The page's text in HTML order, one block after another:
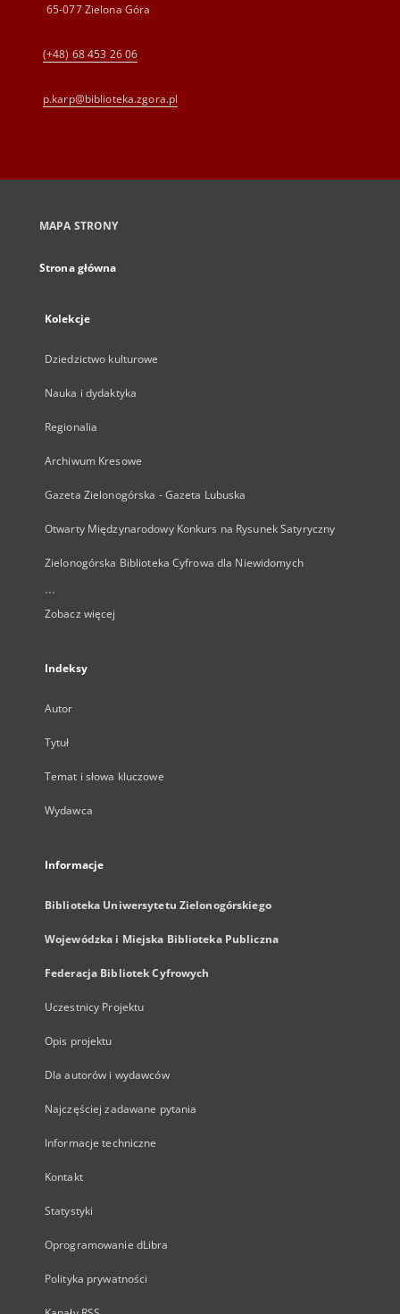
65-077 Zielona Góra
(+48) 68 453 26 06
p.karp@biblioteka.zgora.pl
MAPA STRONY
Strona główna
Kolekcje
Dziedzictwo kulturowe
Nauka i dydaktyka
Regionalia
Archiwum Kresowe
Gazeta Zielonogórska - Gazeta Lubuska
Otwarty Międzynarodowy Konkurs na Rysunek Satyryczny
Zielonogórska Biblioteka Cyfrowa dla Niewidomych
...
Zobacz więcej
Indeksy
Autor
Tytuł
Temat i słowa kluczowe
Wydawca
Informacje
Biblioteka Uniwersytetu Zielonogórskiego
Wojewódzka i Miejska Biblioteka Publiczna
Federacja Bibliotek Cyfrowych
Uczestnicy Projektu
Opis projektu
Dla autorów i wydawców
Najczęściej zadawane pytania
Informacje techniczne
Kontakt
Statystyki
Oprogramowanie dLibra
Polityka prywatności